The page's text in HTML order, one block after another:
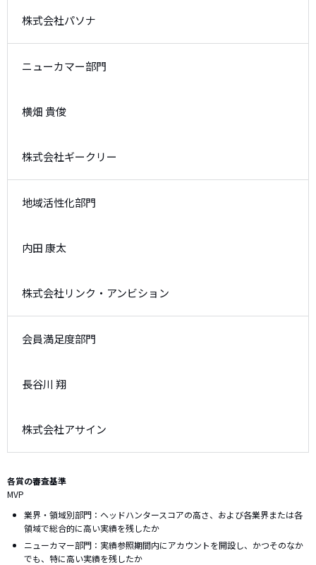
株式会社パソナ
ニューカマー部門
横畑 貴俊
株式会社ギークリー
地域活性化部門
内田 康太
株式会社リンク・アンビション
会員満足度部門
長谷川 翔
株式会社アサイン
各賞の審査基準
MVP
業界・領域別部門：ヘッドハンタースコアの高さ、および各業界または各
領域で総合的に高い実績を残したか
ニューカマー部門：実績参照期間内にアカウントを開設し、かつそのなか
でも、特に高い実績を残したか